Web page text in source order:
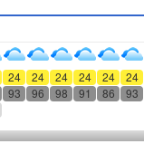
24 24 24 24 24 24
93 96 98 91 86 93